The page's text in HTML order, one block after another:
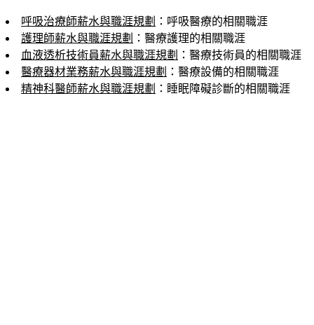
呼吸治療師薪水與職涯規劃 ：呼吸醫療的相關職涯
護理師薪水與職涯規劃 ：醫療護理的相關職涯
血液透析技術員薪水與職涯規劃 ：醫療技術員的相關職涯
醫療器材業務薪水與職涯規劃 ：醫療設備的相關職涯
精神科醫師薪水與職涯規劃 ：睡眠障礙診斷的相關職涯